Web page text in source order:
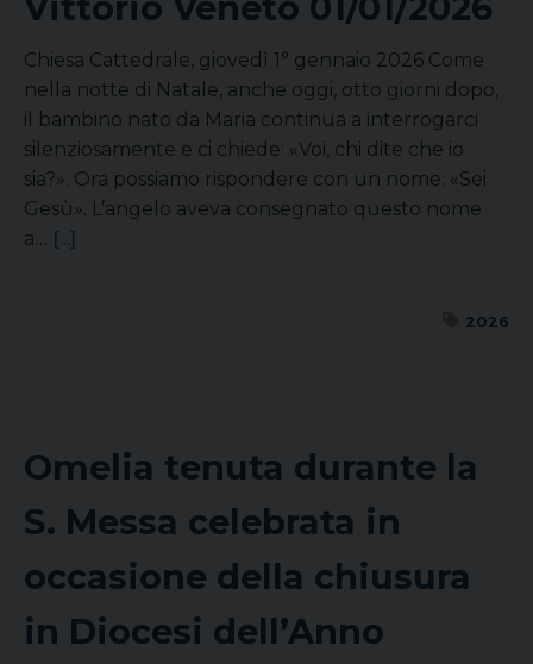
Chiesa Cattedrale, giovedì 1° gennaio 2026 Come
nella notte di Natale, anche oggi, otto giorni dopo,
il bambino nato da Maria continua a interrogarci
silenziosamente e ci chiede: «Voi, chi dite che io
sia?». Ora possiamo rispondere con un nome: «Sei
Gesù». L’angelo aveva consegnato questo nome
a… [...]
2026
Omelia tenuta durante la
S. Messa celebrata in
occasione della chiusura
in Diocesi dell’Anno